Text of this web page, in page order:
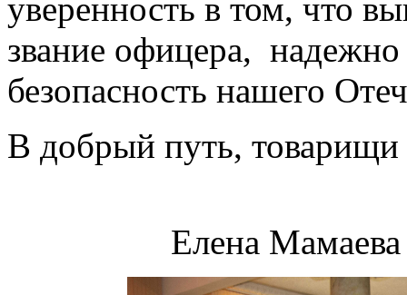
уверенность в том, что
звание офицера,
безопасность нашего
В добрый путь,
Елена Мамаева